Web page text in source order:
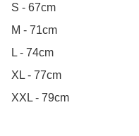
S - 67cm
M - 71cm
L - 74cm
XL - 77cm
XXL - 79cm